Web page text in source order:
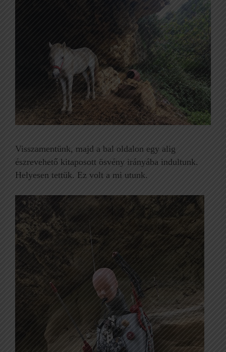
Visszamentünk, majd a bal oldalon egy alig
észrevehető kitaposott ösvény irányába indultunk.
Helyesen tettük. Ez volt a mi utunk.